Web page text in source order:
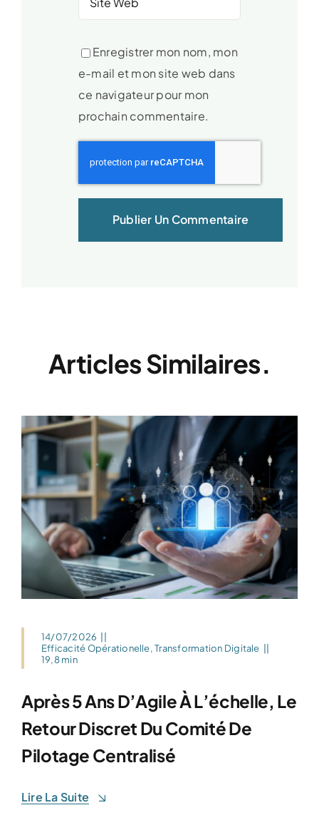
Enregistrer mon nom, mon
e-mail et mon site web dans
ce navigateur pour mon
prochain commentaire.
Articles Similaires.
14/07/2026
Efficacité Opérationelle,Transformation Digitale
19,8 min
Après 5 Ans D’Agile À L’échelle, Le
Retour Discret Du Comité De
Pilotage Centralisé
Lire La Suite